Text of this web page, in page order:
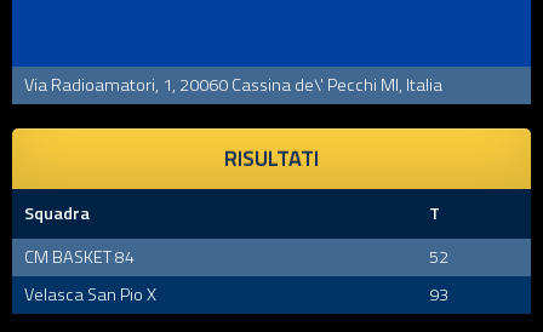
Via Radioamatori, 1, 20060 Cassina de\' Pecchi MI, Italia
RISULTATI
Squadra
T
CM BASKET 84
52
Velasca San Pio X
93